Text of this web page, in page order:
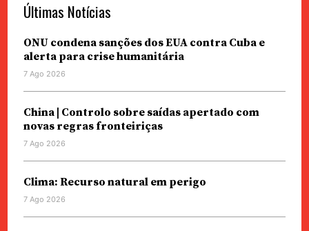
Últimas Notícias
ONU condena sanções dos EUA contra Cuba e
alerta para crise humanitária
7 Ago 2026
China | Controlo sobre saídas apertado com
novas regras fronteiriças
7 Ago 2026
Clima: Recurso natural em perigo
7 Ago 2026